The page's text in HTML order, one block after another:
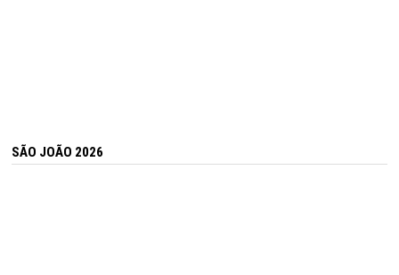
SÃO JOÃO 2026